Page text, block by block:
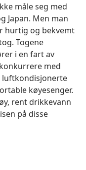
måle seg med
Japan. Men man
hurtig og bekvemt
Togene
i en fart av
med
luftkondisjonerte
køyesenger.
rent drikkevann
på disse